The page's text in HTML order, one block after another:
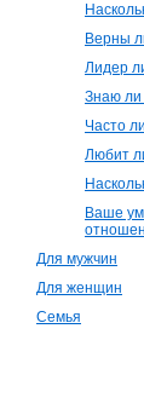
Верны
Лидер
Знаю ли
Часто
Любит
Ваше
Для мужчин
Для женщин
Семья